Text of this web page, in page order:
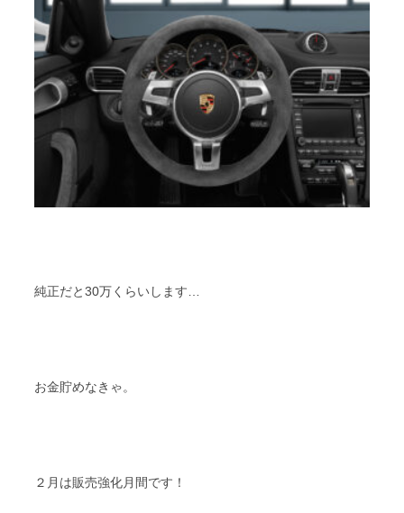
純正だと30万くらいします…
お金貯めなきゃ。
２月は販売強化月間です！